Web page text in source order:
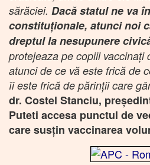
sărăciei. Dacă statul ne va
constituționale, atunci noi
dreptul la nesupunere
protejeaza pe copiii vaccinați
atunci de ce vă este frică de
îi este frică de părinții care
dr. Costel Stanciu,
Puteti accesa punctul de
care susţin vaccinarea